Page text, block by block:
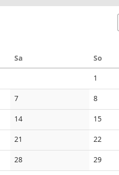
SaSamstag So
1
7Keine
Veranstaltungen
8Keine
14Keine
Veranstaltungen
15Keine
21
Veranstaltungen
22
28Keine
Veranstaltungen
29Keine